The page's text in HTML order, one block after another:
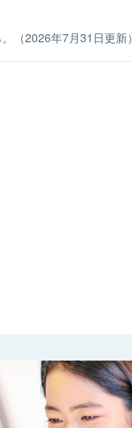
（2026年7月31日更新）